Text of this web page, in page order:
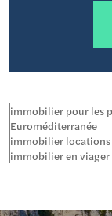
immobilier pour les
Euroméditerranée
immobilier locations
immobilier en